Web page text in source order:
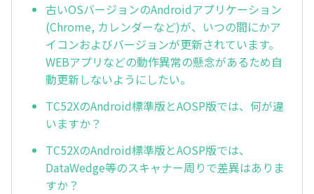
古いOSバージョンのAndroidアプリケーション
(Chrome, カレンダーなど)が、いつの間にかア
イコンおよびバージョンが更新されています。
WEBアプリなどの動作異常の懸念があるため自
動更新しないようにしたい。
TC52XのAndroid標準版とAOSP版では、何が違
いますか？
TC52XのAndroid標準版とAOSP版では、
DataWedge等のスキャナー周りで差異はありま
すか？